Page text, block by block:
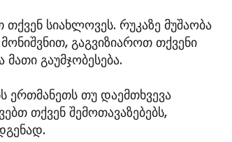
სიახლოვეს. რუკაზე მუშაობა
გაგვიზიაროთ თქვენი
გაუმჯობესება.
ერთმანეთს თუ დაემთხვევა
თქვენ შემოთავაზებებს,